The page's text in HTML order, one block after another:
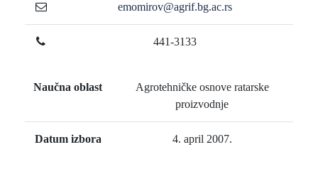
emomirov@agrif.bg.ac.rs
441-3133
Naučna oblast
Agrotehničke osnove ratarske
proizvodnje
Datum izbora 4. april 2007.